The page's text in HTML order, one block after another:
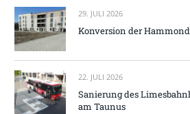
29. JULI 2026
Konversion der
22. JULI 2026
Sanierung des
am Taunus